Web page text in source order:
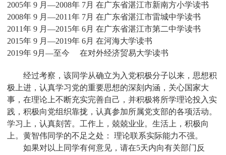
2005年 9 月—2008年 7月 在广东省湛江市新南方小学读书
2008年 9 月—2011年 7月 在广东省湛江市雷城中学读书
2011年 9 月—2015年 6月 在广东省湛江市第二中学读书
2015年 9 月—2019年 6月 在河海大学读书
2019年 9月—至今 在对外经济贸易大学读书
经过考察，该同学从确立为入党积极分子以来，思想积
极上进，认真学习党的重要思想的深刻内涵，关心国家大
事，在理论上不断充实完善自己，并积极将所学理论投入实
践，积极向党组织靠拢，认真参加所属党支部的各项活动。
学习上，认真刻苦。工作上，兢兢业业。生活上，积极向
上。黄智伟同学的不足之处： 理论联系实际能力不强。
如果对以上同学有何意见，请在5天内向有关部门反